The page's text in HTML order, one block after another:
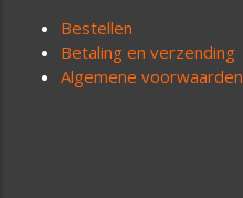
Bestellen
Betaling en verzending
Algemene voorwaarden